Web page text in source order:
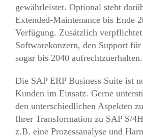
gewährleistet. Optional steht
Extended-Maintenance bis Ende
Verfügung. Zusätzlich
Softwarekonzern, den Support
sogar bis 2040 aufrechtzuerhalten.
Die SAP ERP Business Suite ist
Kunden im Einsatz. Gerne
den unterschiedlichen Aspekten
Ihrer Transformation zu SAP S/
z.B. eine Prozessanalyse und